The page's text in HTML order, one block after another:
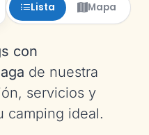
Lista Mapa
con
de nuestra
servicios y
camping ideal.